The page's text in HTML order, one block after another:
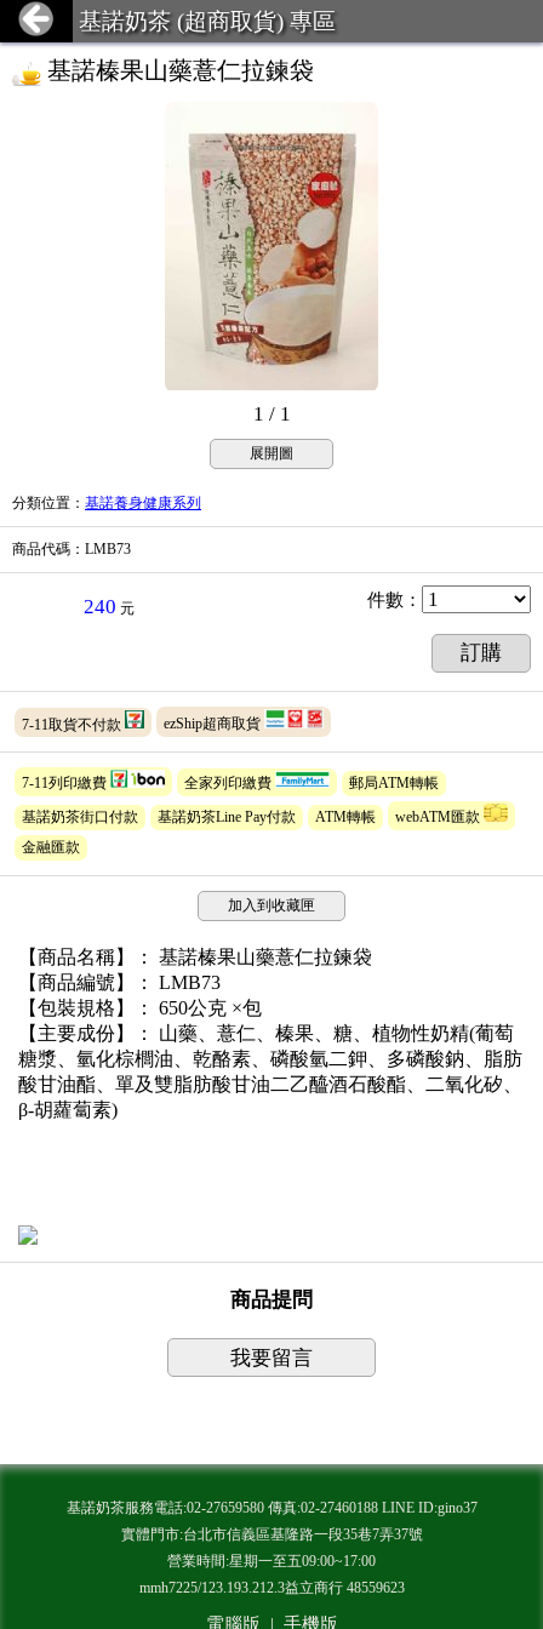
基諾奶茶 (超商取貨) 專區
基諾榛果山藥薏仁拉鍊袋
1 / 1
展開圖
分類位置 ： 基諾養身健康系列
商品代碼 ：LMB73
240 元 件數 ：
訂購
7-11取貨不付款 ezShip超商取貨
7-11列印繳費 全家列印繳費 郵局ATM轉帳
基諾奶茶街口付款 基諾奶茶Line Pay付款 ATM轉帳
webATM匯款
金融匯款
加入到收藏匣
【商品名稱】： 基諾榛果山藥薏仁拉鍊袋
【商品編號】： LMB73
【包裝規格】： 650公克 ×包
【主要成份】： 山藥、薏仁、榛果、糖、植物性奶精(葡萄
糖漿、氫化棕櫚油、乾酪素、磷酸氫二鉀、多磷酸鈉、脂肪
酸甘油酯、單及雙脂肪酸甘油二乙醯酒石酸酯、二氧化矽、
β-胡蘿蔔素)
商品提問
我要留言
基諾奶茶服務電話:02-27659580 傳真:02-27460188 LINE ID:gino37
實體門市:台北市信義區基隆路一段35巷7弄37號
營業時間:星期一至五09:00~17:00
mmh7225/123.193.212.3益立商行 48559623
電腦版 | 手機版